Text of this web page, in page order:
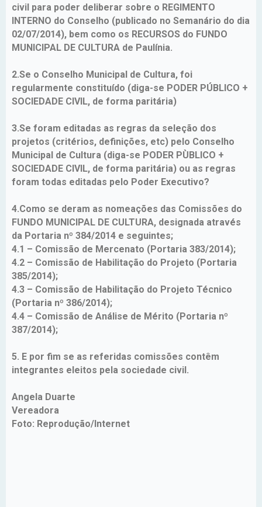
civil para poder deliberar sobre o REGIMENTO
INTERNO do Conselho (publicado no Semanário do dia
02/07/2014), bem como os RECURSOS do FUNDO
MUNICIPAL DE CULTURA de Paulínia.
2.Se o Conselho Municipal de Cultura, foi
regularmente constituído (diga-se PODER PÚBLICO +
SOCIEDADE CIVIL, de forma paritária)
3.Se foram editadas as regras da seleção dos
projetos (critérios, definições, etc) pelo Conselho
Municipal de Cultura (diga-se PODER PÙBLICO +
SOCIEDADE CIVIL, de forma paritária) ou as regras
foram todas editadas pelo Poder Executivo?
4.Como se deram as nomeações das Comissões do
FUNDO MUNICIPAL DE CULTURA, designada através
da Portaria nº 384/2014 e seguintes;
4.1 – Comissão de Mercenato (Portaria 383/2014);
4.2 – Comissão de Habilitação do Projeto (Portaria
385/2014);
4.3 – Comissão de Habilitação do Projeto Técnico
(Portaria nº 386/2014);
4.4 – Comissão de Análise de Mérito (Portaria nº
387/2014);
5. E por fim se as referidas comissões contêm
integrantes eleitos pela sociedade civil.
Angela Duarte
Vereadora
Foto: Reprodução/Internet